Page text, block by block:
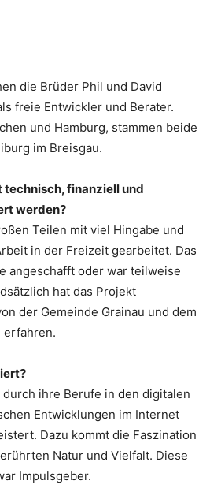
die Brüder Phil und David
freie Entwickler und Berater.
und Hamburg, stammen beide
im Breisgau.
technisch, finanziell und
werden?
Teilen mit viel Hingabe und
in der Freizeit gearbeitet. Das
angeschafft oder war teilweise
hat das Projekt
der Gemeinde Grainau und dem
erfahren.
ihre Berufe in den digitalen
Entwicklungen im Internet
Dazu kommt die Faszination
Natur und Vielfalt. Diese
Impulsgeber.